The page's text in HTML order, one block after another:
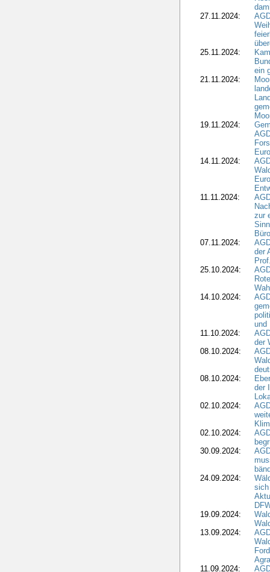
27.11.2024:
25.11.2024:
ein
21.11.2024:
19.11.2024:
14.11.2024:
11.11.2024:
zur
07.11.2024:
der
25.10.2024:
14.10.2024:
und
11.10.2024:
der
08.10.2024:
08.10.2024:
der
02.10.2024:
02.10.2024:
30.09.2024:
24.09.2024:
sich
19.09.2024:
13.09.2024:
11.09.2024: